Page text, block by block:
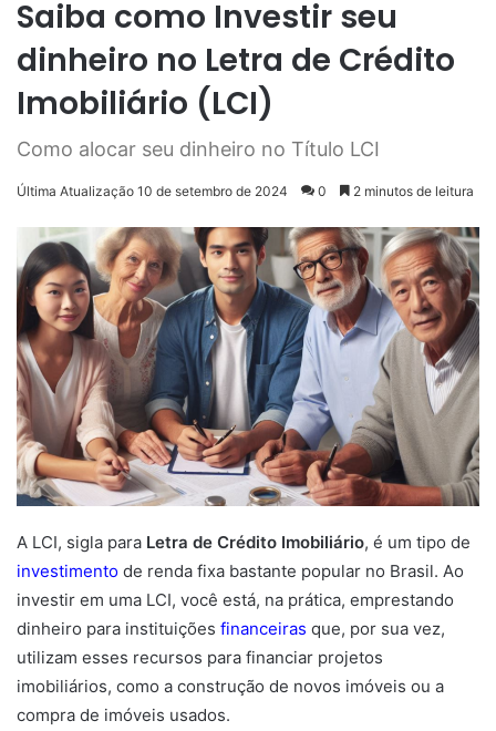
Saiba como Investir seu
dinheiro no Letra de Crédito
Imobiliário (LCI)
Como alocar seu dinheiro no Título LCI
Última Atualização 10 de setembro de 2024 0 2 minutos de leitura
A LCI, sigla para Letra de Crédito Imobiliário, é um tipo de
investimento de renda fixa bastante popular no Brasil. Ao
investir em uma LCI, você está, na prática, emprestando
dinheiro para instituições financeiras que, por sua vez,
utilizam esses recursos para financiar projetos
imobiliários, como a construção de novos imóveis ou a
compra de imóveis usados.